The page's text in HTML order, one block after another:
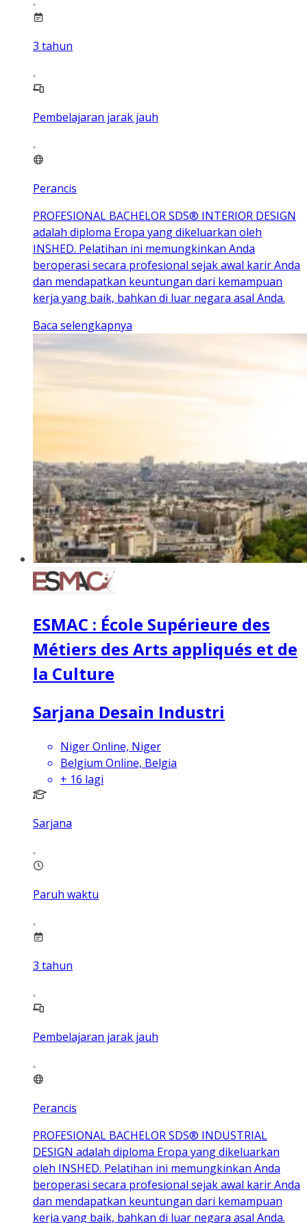
3 tahun
Pembelajaran jarak jauh
Perancis
PROFESIONAL BACHELOR SDS® INTERIOR DESIGN
adalah diploma Eropa yang dikeluarkan oleh
INSHED. Pelatihan ini memungkinkan Anda
beroperasi secara profesional sejak awal karir Anda
dan mendapatkan keuntungan dari kemampuan
kerja yang baik, bahkan di luar negara asal Anda.
Baca selengkapnya
ESMAC : École Supérieure des
Métiers des Arts appliqués et de
la Culture
Sarjana Desain Industri
Niger Online, Niger
Belgium Online, Belgia
+ 16 lagi
Sarjana
Paruh waktu
3 tahun
Pembelajaran jarak jauh
Perancis
PROFESIONAL BACHELOR SDS® INDUSTRIAL
DESIGN adalah diploma Eropa yang dikeluarkan
oleh INSHED. Pelatihan ini memungkinkan Anda
beroperasi secara profesional sejak awal karir Anda
dan mendapatkan keuntungan dari kemampuan
kerja yang baik, bahkan di luar negara asal Anda.